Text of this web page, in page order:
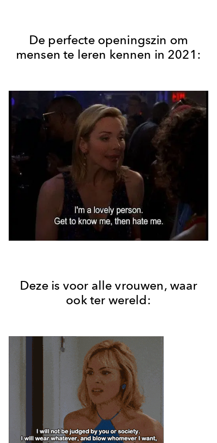
De perfecte openingszin om
mensen te leren kennen in 2021:
Deze is voor alle vrouwen, waar
ook ter wereld: